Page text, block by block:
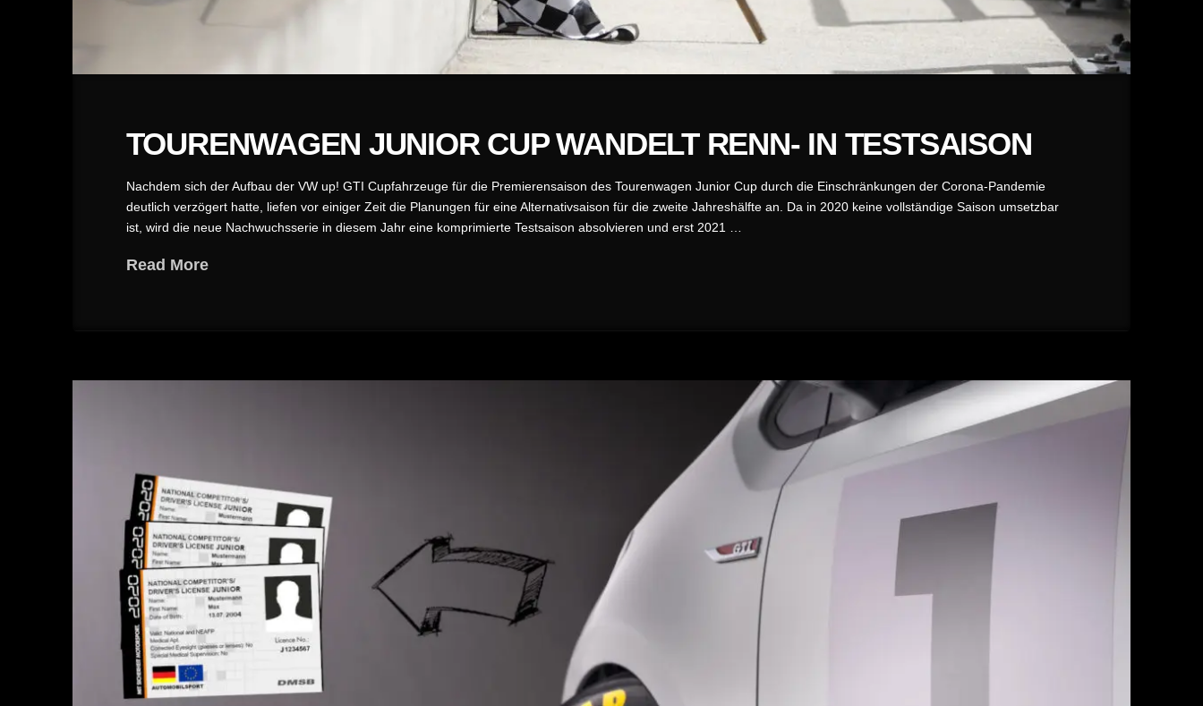
TOURENWAGEN JUNIOR CUP WANDELT RENN- IN TESTSAISON
Nachdem sich der Aufbau der VW up! GTI Cupfahrzeuge für die Premierensaison des Tourenwagen Junior Cup durch die Einschränkungen der Corona-Pandemie
deutlich verzögert hatte, liefen vor einiger Zeit die Planungen für eine Alternativsaison für die zweite Jahreshälfte an. Da in 2020 keine vollständige Saison umsetzbar
ist, wird die neue Nachwuchsserie in diesem Jahr eine komprimierte Testsaison absolvieren und erst 2021 …
Read More